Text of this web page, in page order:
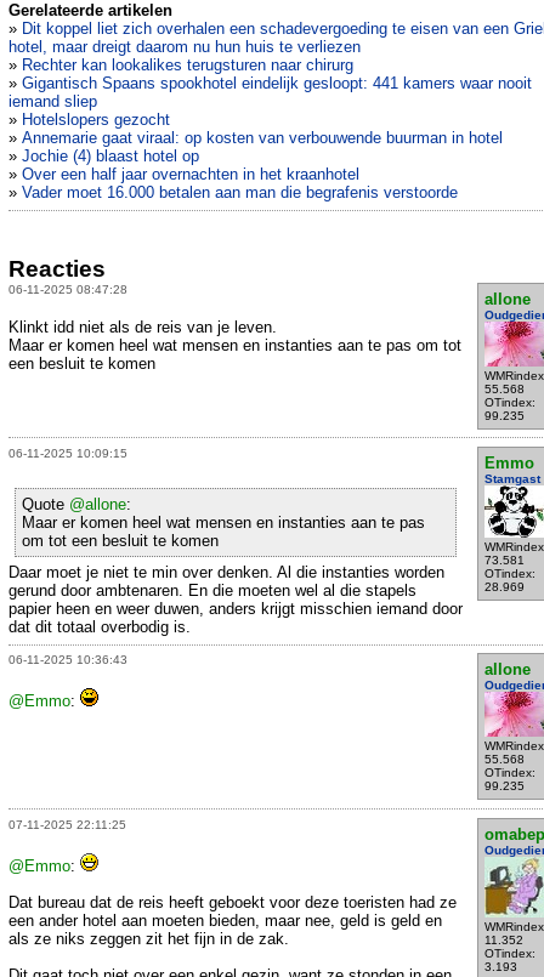
Gerelateerde artikelen
» Dit koppel liet zich overhalen een schadevergoeding te eisen van een
hotel, maar dreigt daarom nu hun huis te verliezen
» Rechter kan lookalikes terugsturen naar chirurg
» Gigantisch Spaans spookhotel eindelijk gesloopt: 441 kamers waar nooit
iemand sliep
» Hotelslopers gezocht
» Annemarie gaat viraal: op kosten van verbouwende buurman in hotel
» Jochie (4) blaast hotel op
» Over een half jaar overnachten in het kraanhotel
» Vader moet 16.000 betalen aan man die begrafenis verstoorde
Reacties
06-11-2025 08:47:28
allone
55.568
OTindex:
99.235
Klinkt idd niet als de reis van je leven.
Maar er komen heel wat mensen en instanties aan te pas om tot
een besluit te komen
06-11-2025 10:09:15
Emmo
Stamgast
73.581
OTindex:
28.969
Quote @allone:
Maar er komen heel wat mensen en instanties aan te pas
om tot een besluit te komen
Daar moet je niet te min over denken. Al die instanties worden
gerund door ambtenaren. En die moeten wel al die stapels
papier heen en weer duwen, anders krijgt misschien iemand door
dat dit totaal overbodig is.
06-11-2025 10:36:43
allone
55.568
OTindex:
99.235
@Emmo:
07-11-2025 22:11:25
omabep
11.352
OTindex:
3.193
@Emmo:
Dat bureau dat de reis heeft geboekt voor deze toeristen had ze
een ander hotel aan moeten bieden, maar nee, geld is geld en
als ze niks zeggen zit het fijn in de zak.